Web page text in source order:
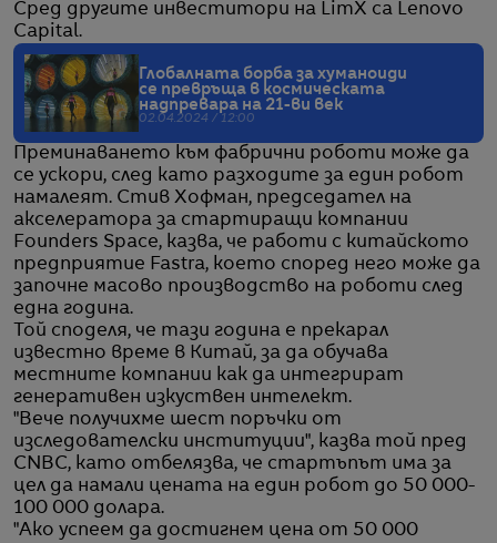
Сред другите инвеститори на LimX са Lenovo
Capital.
Глобалната борба за хуманоиди
се превръща в космическата
надпревара на 21-ви век
02.04.2024 / 12:00
Преминаването към фабрични роботи може да
се ускори, след като разходите за един робот
намалеят. Стив Хофман, председател на
акселератора за стартиращи компании
Founders Space, казва, че работи с китайското
предприятие Fastra, което според него може да
започне масово производство на роботи след
една година.
Той споделя, че тази година е прекарал
известно време в Китай, за да обучава
местните компании как да интегрират
генеративен изкуствен интелект.
"Вече получихме шест поръчки от
изследователски институции", казва той пред
CNBC, като отбелязва, че стартъпът има за
цел да намали цената на един робот до 50 000-
100 000 долара.
"Ако успеем да достигнем цена от 50 000